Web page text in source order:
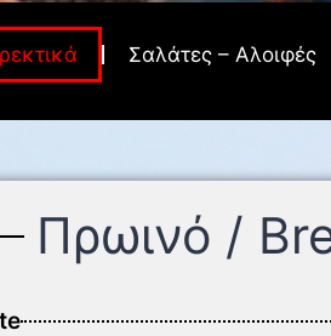
Σαλάτες – Αλοιφές
Πρωινό /